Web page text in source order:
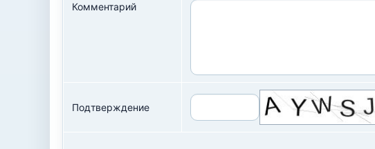
Комментарий
Подтверждение